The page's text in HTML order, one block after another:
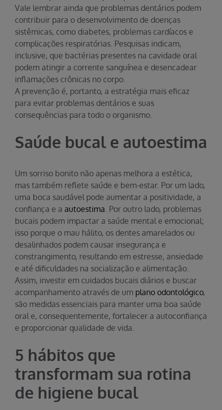
Vale lembrar ainda que problemas dentários podem
contribuir para o desenvolvimento de doenças
sistêmicas, como diabetes, problemas cardíacos e
complicações respiratórias. Pesquisas indicam,
inclusive, que bactérias presentes na cavidade oral
podem atingir a corrente sanguínea e desencadear
inflamações crônicas no corpo.
A prevenção é, portanto, a estratégia mais eficaz
para evitar problemas dentários e suas
consequências para todo o organismo.
Saúde bucal e autoestima
Um sorriso bonito não apenas melhora a estética,
mas também reflete saúde e bem-estar. Por um lado,
uma boca saudável pode aumentar a positividade, a
confiança e a autoestima. Por outro lado, problemas
bucais podem impactar a saúde mental e emocional;
isso porque o mau hálito, os dentes amarelados ou
desalinhados podem causar insegurança e
constrangimento, resultando em estresse, ansiedade
e até dificuldades na socialização e alimentação.
Assim, investir em cuidados bucais diários e buscar
acompanhamento através de um plano odontológico,
são medidas essenciais para manter uma boa saúde
oral e, consequentemente, fortalecer a autoconfiança
e proporcionar qualidade de vida.
5 hábitos que
transformam sua rotina
de higiene bucal